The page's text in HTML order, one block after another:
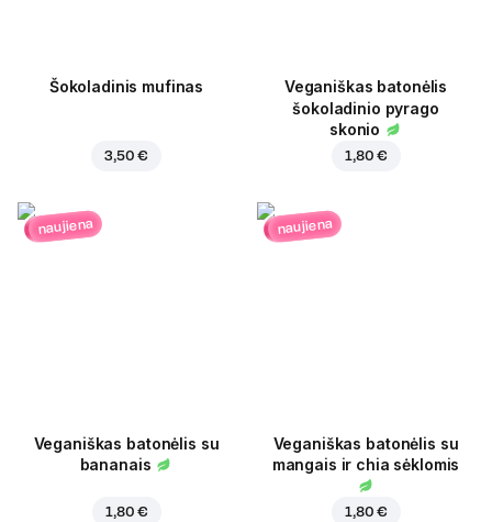
Šokoladinis mufinas
3,50 €
Veganiškas batonėlis
šokoladinio pyrago
skonio
1,80 €
naujiena
Veganiškas batonėlis su
bananais
1,80 €
naujiena
Veganiškas batonėlis su
mangais ir chia sėklomis
1,80 €